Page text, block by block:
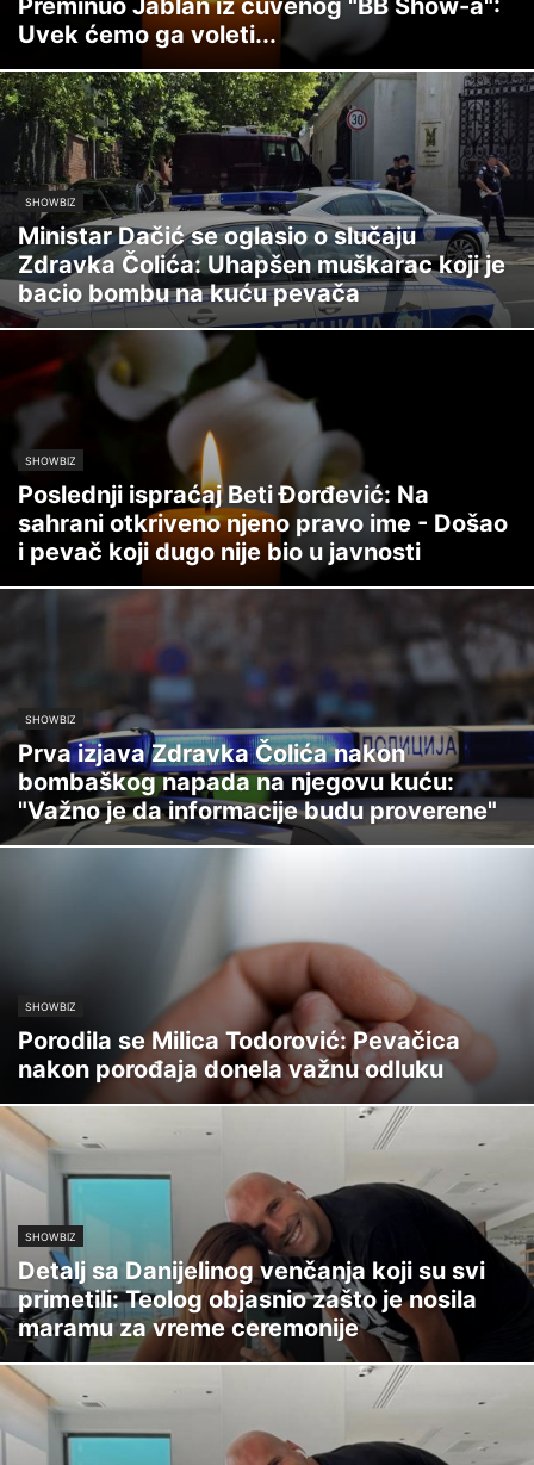
Uvek ćemo ga voleti...
SHOWBIZ
Ministar Dačić se oglasio o slučaju
Zdravka Čolića: Uhapšen muškarac koji je
bacio bombu na kuću pevača
SHOWBIZ
Poslednji ispraćaj Beti Đorđević: Na
sahrani otkriveno njeno pravo ime - Došao
i pevač koji dugo nije bio u javnosti
SHOWBIZ
Prva izjava Zdravka Čolića nakon
bombaškog napada na njegovu kuću:
"Važno je da informacije budu proverene"
SHOWBIZ
Porodila se Milica Todorović: Pevačica
nakon porođaja donela važnu odluku
SHOWBIZ
Detalj sa Danijelinog venčanja koji su svi
primetili: Teolog objasnio zašto je nosila
maramu za vreme ceremonije